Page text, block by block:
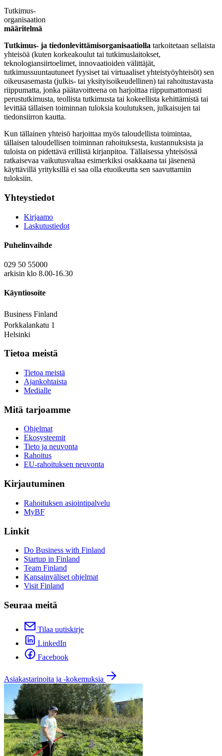
Tutkimus-
organisaation
määritelmä
Tutkimus- ja tiedonlevittämisorganisaatiolla tarkoitetaan sellaista
yhteisöä (kuten korkeakoulut tai tutkimuslaitokset,
teknologiansiirtoelimet, innovaatioiden välittäjät,
tutkimussuuntautuneet fyysiset tai virtuaaliset yhteistyöyhteisöt) sen
oikeusasemasta (julkis- tai yksityisoikeudellinen) tai rahoitustavasta
riippumatta, jonka päätavoitteena on harjoittaa riippumattomasti
perustutkimusta, teollista tutkimusta tai kokeellista kehittämistä tai
levittää tällaisen toiminnan tuloksia koulutuksen, julkaisujen tai
tiedonsiirron kautta.
Kun tällainen yhteisö harjoittaa myös taloudellista toimintaa,
tällaisen taloudellisen toiminnan rahoituksesta, kustannuksista ja
tuloista on pidettävä erillistä kirjanpitoa. Tällaisessa yhteisössä
ratkaisevaa vaikutusvaltaa esimerkiksi osakkaana tai jäsenenä
käyttävillä yrityksillä ei saa olla etuoikeutta sen saavuttamiin
tuloksiin.
Yhteystiedot
Kirjaamo
Laskutustiedot
Puhelinvaihde
029 50 55000
arkisin klo 8.00-16.30
Käyntiosoite
Business Finland
Porkkalankatu 1
Helsinki
Tietoa meistä
Tietoa meistä
Ajankohtaista
Medialle
Mitä tarjoamme
Ohjelmat
Ekosysteemit
Tieto ja neuvonta
Rahoitus
EU-rahoituksen neuvonta
Kirjautuminen
Rahoituksen asiointipalvelu
MyBF
Linkit
Do Business with Finland
Startup in Finland
Team Finland
Kansainväliset ohjelmat
Visit Finland
Seuraa meitä
Tilaa uutiskirje
LinkedIn
Facebook
Asiakastarinoita ja -kokemuksia